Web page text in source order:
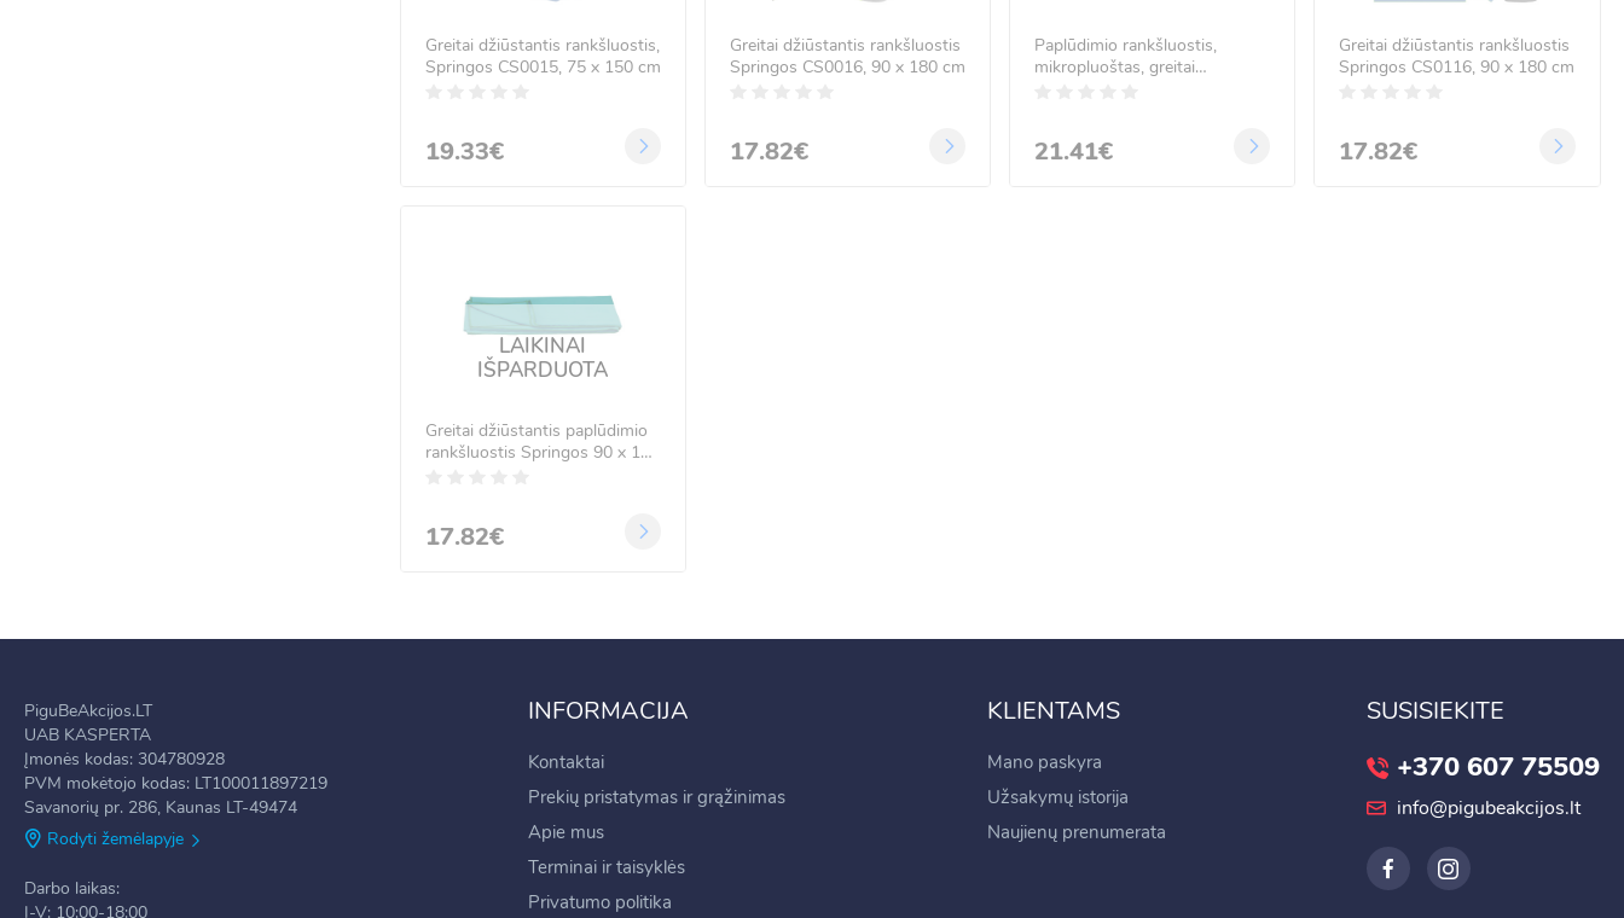
Greitai džiūstantis rankšluostis,
Springos CS0015, 75 x 150 cm
19.33€
Greitai džiūstantis rankšluostis
Springos CS0016, 90 x 180 cm
17.82€
Paplūdimio rankšluostis,
mikropluoštas, greitai
21.41€
Greitai džiūstantis rankšluostis
Springos CS0116, 90 x 180 cm
17.82€
LAIKINAI
IŠPARDUOTA
Greitai džiūstantis paplūdimio
rankšluostis Springos 90 x 180
17.82€
PiguBeAkcijos.LT
UAB KASPERTA
Įmonės kodas: 304780928
PVM mokėtojo kodas: LT100011897219
Savanorių pr. 286, Kaunas LT-49474
Rodyti žemėlapyje
Darbo laikas:
I-V: 10:00-18:00
INFORMACIJA
Kontaktai
Prekių pristatymas ir grąžinimas
Apie mus
Terminai ir taisyklės
Privatumo politika
KLIENTAMS
Mano paskyra
Užsakymų istorija
Naujienų prenumerata
SUSISIEKITE
+370 607 75509
info@pigubeakcijos.lt